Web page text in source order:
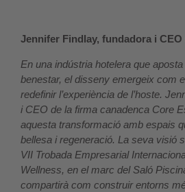
Jennifer Findlay, fundadora i CEO
En una indústria hotelera que
benestar, el disseny emergeix com
redefinir l’experiència de l’hoste.
i CEO de la firma canadenca Core
aquesta transformació amb espais
bellesa i regeneració. La seva visió
VII Trobada Empresarial
Wellness, en el marc del Saló
compartirà com construir entorns